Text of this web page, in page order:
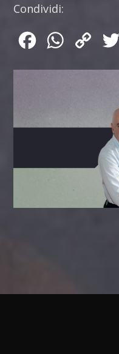
Condividi:
FacebookWhatsApp
Copy